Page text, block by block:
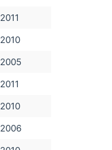
2011
2010
2005
2011
2010
2006